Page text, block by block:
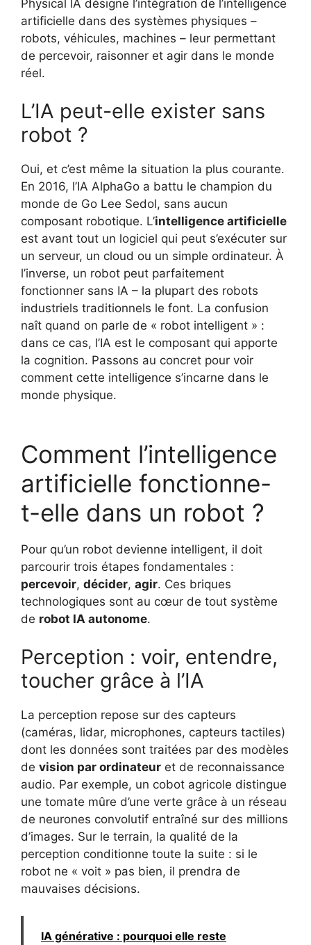
Physical IA désigne l’intégration de l’intelligence
artificielle dans des systèmes physiques –
robots, véhicules, machines – leur permettant
de percevoir, raisonner et agir dans le monde
réel.
L’IA peut-elle exister sans
robot ?
Oui, et c’est même la situation la plus courante.
En 2016, l’IA AlphaGo a battu le champion du
monde de Go Lee Sedol, sans aucun
composant robotique. L’intelligence artificielle
est avant tout un logiciel qui peut s’exécuter sur
un serveur, un cloud ou un simple ordinateur. À
l’inverse, un robot peut parfaitement
fonctionner sans IA – la plupart des robots
industriels traditionnels le font. La confusion
naît quand on parle de « robot intelligent » :
dans ce cas, l’IA est le composant qui apporte
la cognition. Passons au concret pour voir
comment cette intelligence s’incarne dans le
monde physique.
Comment l’intelligence
artificielle fonctionne-
t-elle dans un robot ?
Pour qu’un robot devienne intelligent, il doit
parcourir trois étapes fondamentales :
percevoir, décider, agir. Ces briques
technologiques sont au cœur de tout système
de robot IA autonome.
Perception : voir, entendre,
toucher grâce à l’IA
La perception repose sur des capteurs
(caméras, lidar, microphones, capteurs tactiles)
dont les données sont traitées par des modèles
de vision par ordinateur et de reconnaissance
audio. Par exemple, un cobot agricole distingue
une tomate mûre d’une verte grâce à un réseau
de neurones convolutif entraîné sur des millions
d’images. Sur le terrain, la qualité de la
perception conditionne toute la suite : si le
robot ne « voit » pas bien, il prendra de
mauvaises décisions.
IA générative : pourquoi elle reste